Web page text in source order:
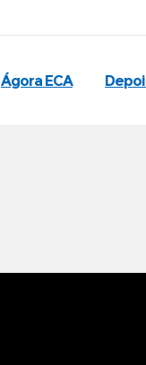
Ágora ECA